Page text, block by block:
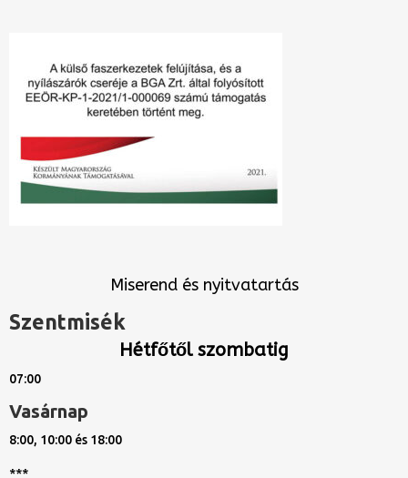
Miserend és nyitvatartás
Szentmisék
Hétfőtől szombatig
07:00
Vasárnap
8:00, 10:00 és 18:00
***